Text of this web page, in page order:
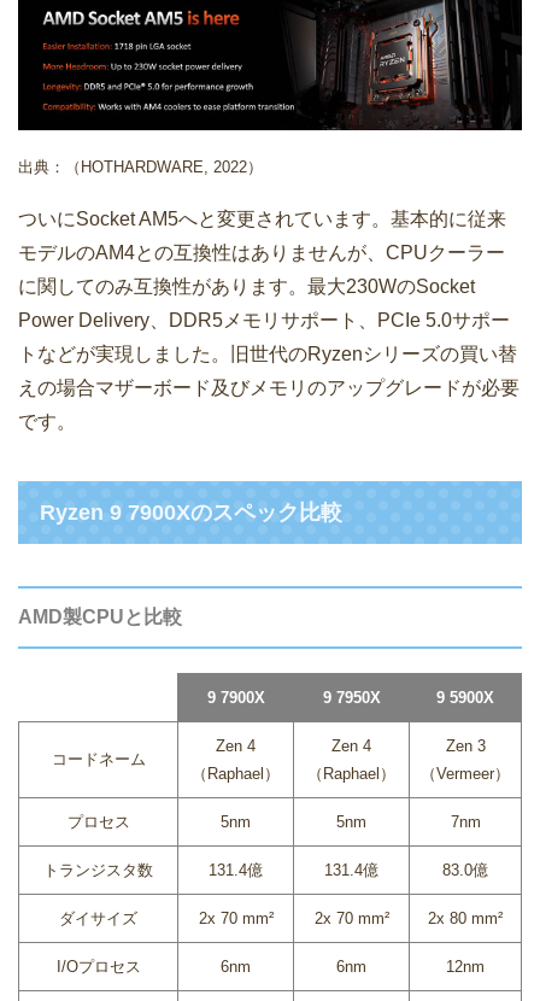
出典：（HOTHARDWARE, 2022）
ついにSocket AM5へと変更されています。基本的に従来
モデルのAM4との互換性はありませんが、CPUクーラー
に関してのみ互換性があります。最大230WのSocket
Power Delivery、DDR5メモリサポート、PCIe 5.0サポー
トなどが実現しました。旧世代のRyzenシリーズの買い替
えの場合マザーボード及びメモリのアップグレードが必要
です。
Ryzen 9 7900Xのスペック比較
AMD製CPUと比較
9 7900X 9 7950X 9 5900X
コードネーム
Zen 4
（Raphael）
Zen 4
（Raphael）
Zen 3
（Vermeer）
プロセス 5nm 5nm 7nm
トランジスタ数 131.4億 131.4億 83.0億
ダイサイズ 2x 70 mm² 2x 70 mm² 2x 80 mm²
I/Oプロセス 6nm 6nm 12nm